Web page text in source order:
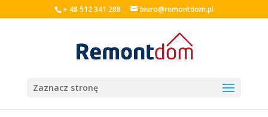
+ 48 512 341 288 biuro@remontdom.pl
Zaznacz stronę